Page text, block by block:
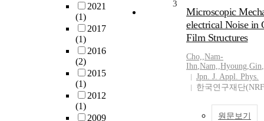
2021
(1)
2017
(1)
2016
(2)
2015
(1)
2012
(1)
2009
3
Microscopic
electrical Noise in
Film Structures
Cho,,Nam-
Ihn,Nam,,Hyoung,Gin,
Jpn. J. Appl. Phys.
한국연구재단
원문보기